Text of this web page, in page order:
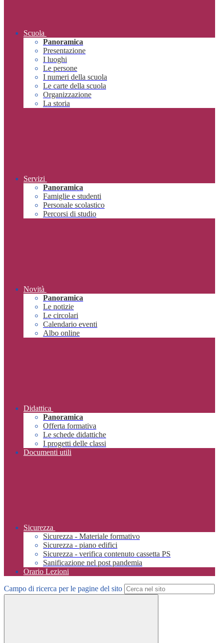
Scuola
Panoramica
Presentazione
I luoghi
Le persone
I numeri della scuola
Le carte della scuola
Organizzazione
La storia
Servizi
Panoramica
Famiglie e studenti
Personale scolastico
Percorsi di studio
Novità
Panoramica
Le notizie
Le circolari
Calendario eventi
Albo online
Didattica
Panoramica
Offerta formativa
Le schede didattiche
I progetti delle classi
Documenti utili
Sicurezza
Sicurezza - Materiale formativo
Sicurezza - piano edifici
Sicurezza - verifica contenuto cassetta PS
Sanificazione nel post pandemia
Orario Lezioni
Campo di ricerca per le pagine del sito